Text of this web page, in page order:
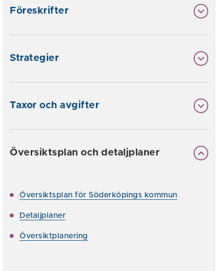
Föreskrifter
Strategier
Taxor och avgifter
Översiktsplan och detaljplaner
Översiktsplan för Söderköpings kommun
Detaljplaner
Översiktplanering